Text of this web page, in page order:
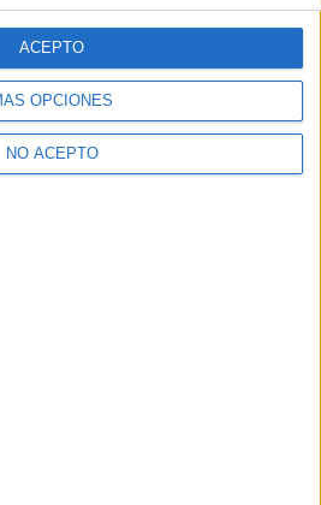
OPCIONES
NO ACEPTO
ACEPTO
por registrarte te daremos
ebook con 100 consejos para tu